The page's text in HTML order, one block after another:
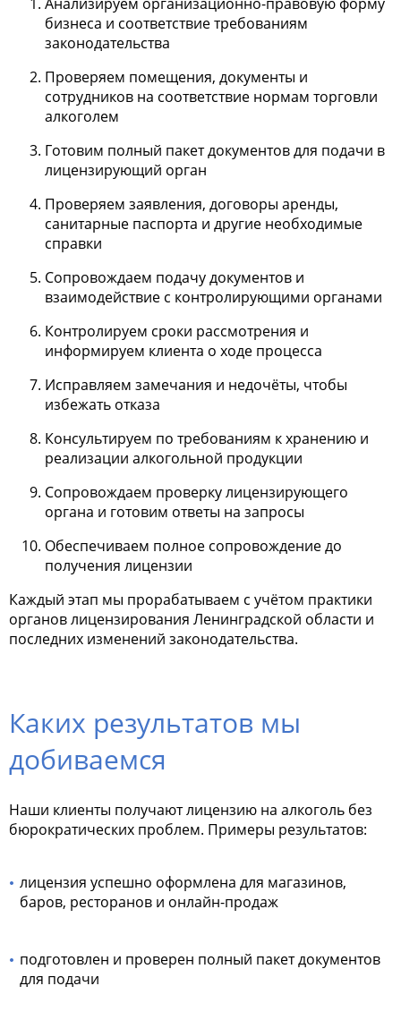
бизнеса и соответствие требованиям
законодательства
Проверяем помещения, документы и
сотрудников на соответствие нормам торговли
алкоголем
Готовим полный пакет документов для подачи в
лицензирующий орган
Проверяем заявления, договоры аренды,
санитарные паспорта и другие необходимые
справки
Сопровождаем подачу документов и
взаимодействие с контролирующими органами
Контролируем сроки рассмотрения и
информируем клиента о ходе процесса
Исправляем замечания и недочёты, чтобы
избежать отказа
Консультируем по требованиям к хранению и
реализации алкогольной продукции
Сопровождаем проверку лицензирующего
органа и готовим ответы на запросы
Обеспечиваем полное сопровождение до
получения лицензии
Каждый этап мы прорабатываем с учётом практики
органов лицензирования Ленинградской области и
последних изменений законодательства.
Каких результатов мы
добиваемся
Наши клиенты получают лицензию на алкоголь без
бюрократических проблем. Примеры результатов:
лицензия успешно оформлена для магазинов,
баров, ресторанов и онлайн-продаж
подготовлен и проверен полный пакет документов
для подачи